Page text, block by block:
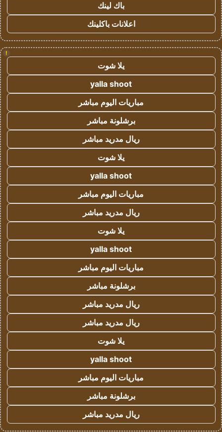
باك لينك
اعلانات باكلينك
!
يلا شوت
yalla shoot
مباريات اليوم مباشر
برشلونة مباشر
ريال مدريد مباشر
يلا شوت
yalla shoot
مباريات اليوم مباشر
ريال مدريد مباشر
يلا شوت
yalla shoot
مباريات اليوم مباشر
برشلونة مباشر
ريال مدريد مباشر
ريال مدريد مباشر
يلا شوت
yalla shoot
مباريات اليوم مباشر
برشلونة مباشر
ريال مدريد مباشر